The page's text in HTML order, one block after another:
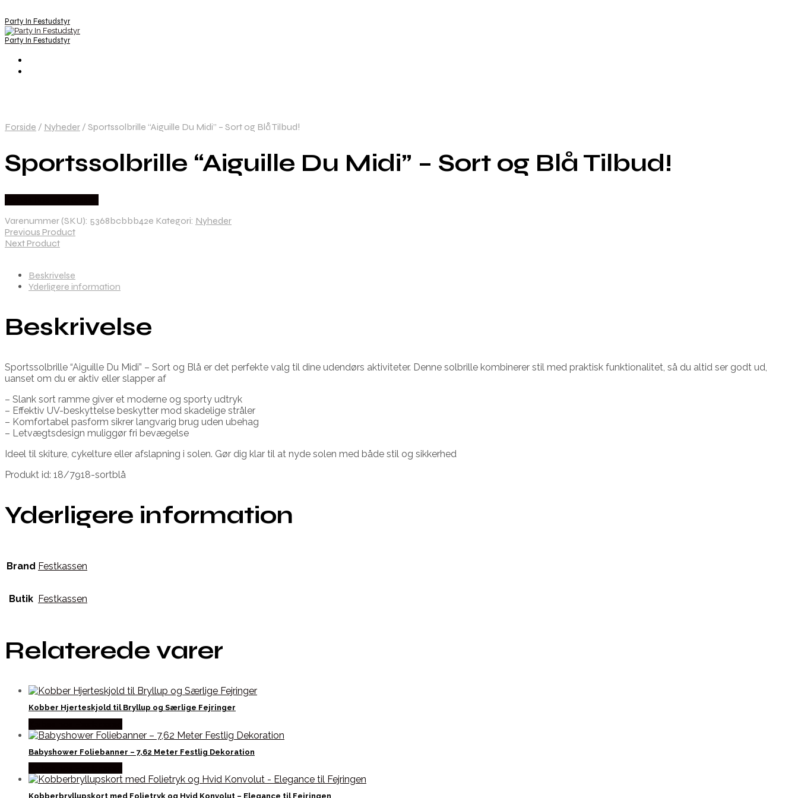
Party In Festudstyr
Party In Festudstyr
Forside / Nyheder / Sportssolbrille “Aiguille Du Midi” – Sort og Blå Tilbud!
Sportssolbrille “Aiguille Du Midi” – Sort og Blå Tilbud!
Varenummer (SKU): 5368bcbbb42e Kategori: Nyheder
Previous Product
Next Product
Beskrivelse
Yderligere information
Beskrivelse
Sportssolbrille “Aiguille Du Midi” – Sort og Blå er det perfekte valg til dine udendørs aktiviteter. Denne solbrille kombinerer stil med praktisk funktionalitet, så du altid ser godt ud,
uanset om du er aktiv eller slapper af
– Slank sort ramme giver et moderne og sporty udtryk
– Effektiv UV-beskyttelse beskytter mod skadelige stråler
– Komfortabel pasform sikrer langvarig brug uden ubehag
– Letvægtsdesign muliggør fri bevægelse
Ideel til skiture, cykelture eller afslapning i solen. Gør dig klar til at nyde solen med både stil og sikkerhed
Produkt id: 18/7918-sortblå
Yderligere information
Brand Festkassen
Butik Festkassen
Relaterede varer
Kobber Hjerteskjold til Bryllup og Særlige Fejringer
Babyshower Foliebanner – 7,62 Meter Festlig Dekoration
Kobberbryllupskort med Folietryk og Hvid Konvolut – Elegance til Fejringen